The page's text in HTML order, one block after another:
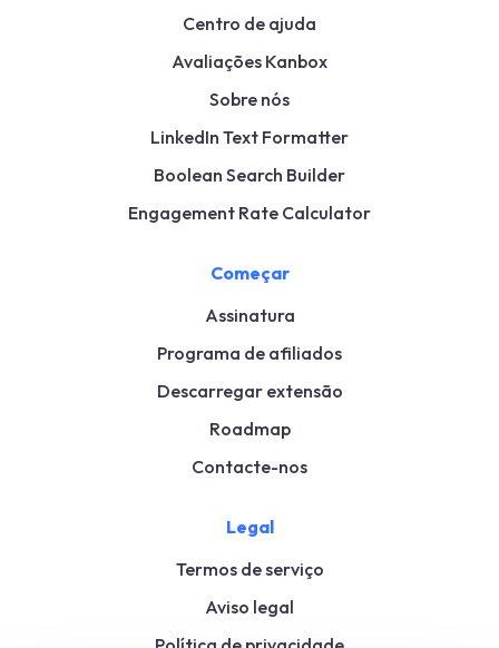
Centro de ajuda
Avaliações Kanbox
Sobre nós
LinkedIn Text Formatter
Boolean Search Builder
Engagement Rate Calculator
Começar
Assinatura
Programa de afiliados
Descarregar extensão
Roadmap
Contacte-nos
Legal
Termos de serviço
Aviso legal